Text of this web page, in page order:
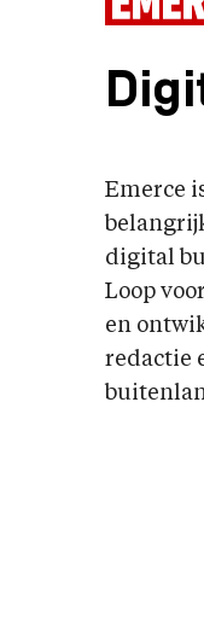
Emerce
digital
Loop
en
redactie